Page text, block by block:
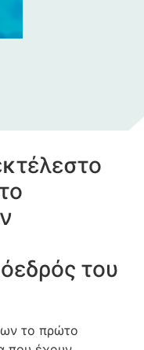
του
το πρώτο